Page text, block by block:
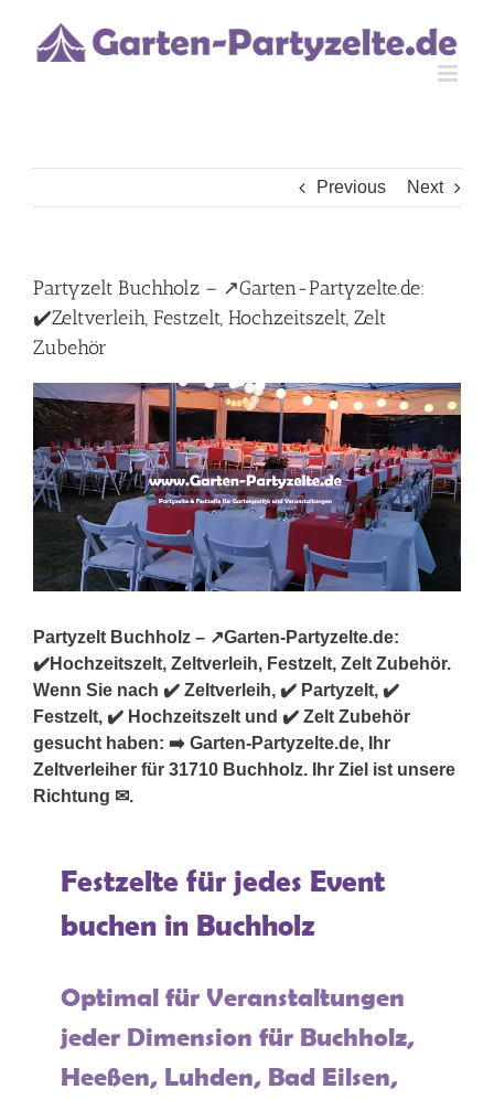
content
Previous Next
Partyzelt Buchholz – ↗️Garten-Partyzelte.de:
✔️Zeltverleih, Festzelt, Hochzeitszelt, Zelt
Zubehör
Partyzelt Buchholz – ↗️Garten-Partyzelte.de:
✔️Hochzeitszelt, Zeltverleih, Festzelt, Zelt Zubehör.
Wenn Sie nach ✔️ Zeltverleih, ✔️ Partyzelt, ✔️
Festzelt, ✔️ Hochzeitszelt und ✔️ Zelt Zubehör
gesucht haben: ➡️ Garten-Partyzelte.de, Ihr
Zeltverleiher für 31710 Buchholz. Ihr Ziel ist unsere
Richtung ✉.
Festzelte für jedes Event
buchen in Buchholz
Optimal für Veranstaltungen
jeder Dimension für Buchholz,
Heeßen, Luhden, Bad Eilsen,